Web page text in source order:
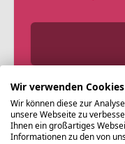
Wir verwenden Cookies
Wir können diese zur
unsere Webseite zu
Ihnen ein großartiges
Informationen zu den von